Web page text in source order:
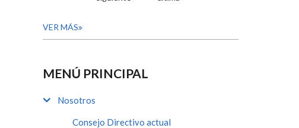
VER MÁS
MENÚ PRINCIPAL
Nosotros
Consejo Directivo actual